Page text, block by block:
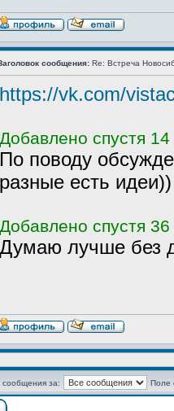
сообщения: Re: Встреча
https://vk.com/
Добавлено спустя
По поводу
разные есть идеи))
Добавлено спустя 36
Думаю лучше без
сообщения за: Поле